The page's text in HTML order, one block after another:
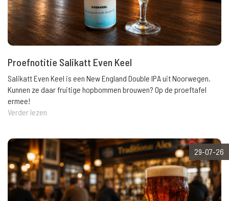
Proefnotitie Salikatt Even Keel
Salikatt Even Keel is een New England Double IPA uit Noorwegen.
Kunnen ze daar fruitige hopbommen brouwen? Op de proeftafel
ermee!
Verder lezen
29-07-26